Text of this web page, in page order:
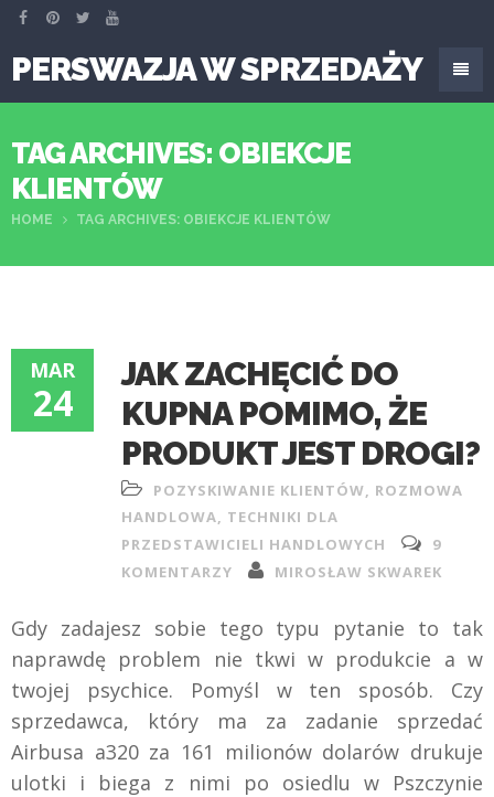
PERSWAZJA W SPRZEDAŻY
TAG ARCHIVES: OBIEKCJE
KLIENTÓW
HOME TAG ARCHIVES: OBIEKCJE KLIENTÓW
MAR
24
JAK ZACHĘCIĆ DO
KUPNA POMIMO, ŻE
PRODUKT JEST DROGI?
POZYSKIWANIE KLIENTÓW, ROZMOWA
HANDLOWA, TECHNIKI DLA
PRZEDSTAWICIELI HANDLOWYCH
9
KOMENTARZY
MIROSŁAW SKWAREK
Gdy zadajesz sobie tego typu pytanie to tak
naprawdę problem nie tkwi w produkcie a w
twojej psychice. Pomyśl w ten sposób. Czy
sprzedawca, który ma za zadanie sprzedać
Airbusa a320 za 161 milionów dolarów drukuje
ulotki i biega z nimi po osiedlu w Pszczynie